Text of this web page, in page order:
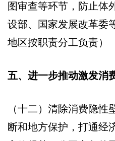
图审查等环节，防止体
设部、国家发展改革委
地区按职责分工负责）
五、进一步推动激发消
（十二）清除消费隐
断和地方保护，打通经